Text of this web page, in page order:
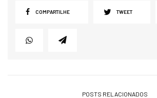
COMPARTILHE TWEET
POSTS RELACIONADOS